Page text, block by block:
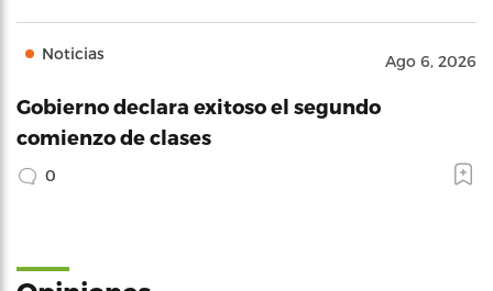
Noticias Ago 6, 2026
Gobierno declara exitoso el segundo
comienzo de clases
0